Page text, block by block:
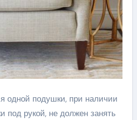
одной подушки, при наличии
под рукой, не должен занять